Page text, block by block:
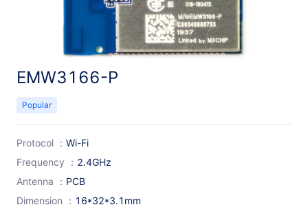
EMW3166-P
Popular
Protocol ： Wi-Fi
Frequency ： 2.4GHz
Antenna ： PCB
Dimension ： 16*32*3.1mm